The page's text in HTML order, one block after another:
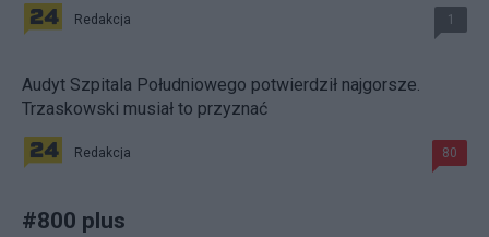
Redakcja 1
Audyt Szpitala Południowego potwierdził najgorsze.
Trzaskowski musiał to przyznać
Redakcja 80
#800 plus